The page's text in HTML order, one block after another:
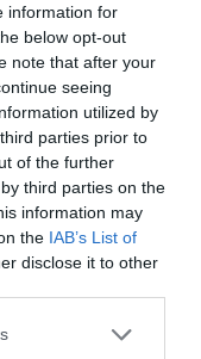
information for
below opt-out
note that after your
seeing
utilized by
parties prior to
of the further
third parties on the
information may
the IAB’s List of
disclose it to other